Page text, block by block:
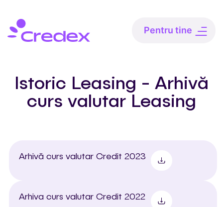
Pentru tine
Istoric Leasing - Arhivă
curs valutar Leasing
Arhivă curs valutar Credit 2023
Arhiva curs valutar Credit 2022